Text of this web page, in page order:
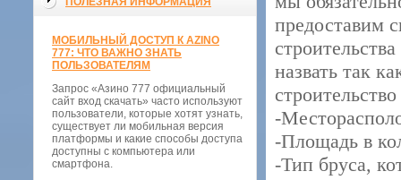
МОБИЛЬНЫЙ ДОСТУП К AZINO
777: ЧТО ВАЖНО ЗНАТЬ
ПОЛЬЗОВАТЕЛЯМ
Запрос «Азино 777 официальный
сайт вход скачать» часто используют
пользователи, которые хотят узнать,
существует ли мобильная версия
платформы и какие способы доступа
доступны с компьютера или
смартфона.
предоставим
назвать так
-
-Площадь в
-Тип бруса,